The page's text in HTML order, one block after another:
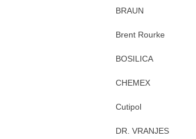
BRAUN
Brent Rourke
BOSILICA
CHEMEX
Cutipol
DR. VRANJES